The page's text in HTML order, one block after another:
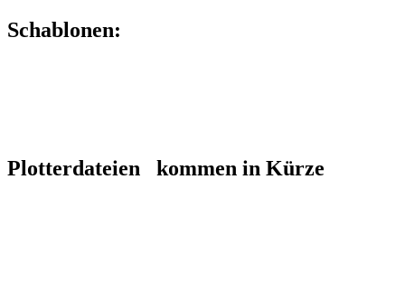
Schablonen:
Plotterdateien kommen in Kürze